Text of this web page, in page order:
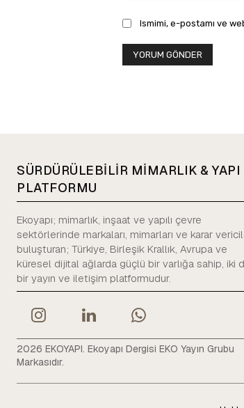
Ismimi, e-postamı ve
SÜRDÜRÜLEBİLİR MİMARLIK & YAPI
PLATFORMU
Ekoyapı; mimarlık, inşaat ve yapılı çevre
sektörlerinde markaları, mimarları ve karar
buluşturan; Türkiye, Birleşik Krallık, Avrupa ve
küresel dijital ağlarda güçlü bir varlığa sahip, iki
bir yayın ve iletişim platformudur.
2026 EKOYAPI. Ekoyapı Dergisi EKO Yayın Grubu
Markasıdır.